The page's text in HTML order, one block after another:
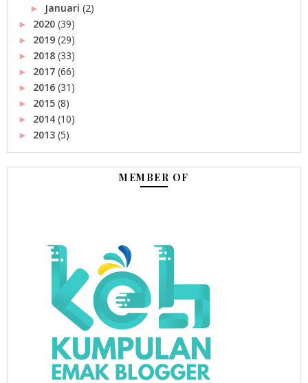
► Januari (2)
► 2020 (39)
► 2019 (29)
► 2018 (33)
► 2017 (66)
► 2016 (31)
► 2015 (8)
► 2014 (10)
► 2013 (5)
MEMBER OF